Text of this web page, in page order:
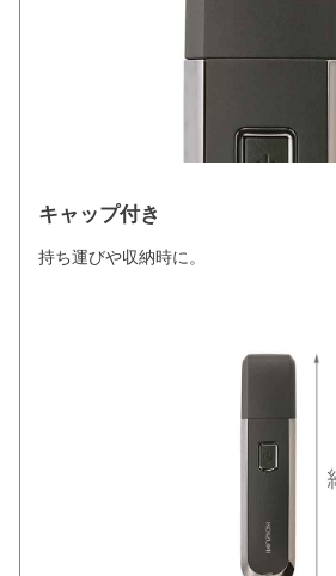
キャップ付き
持ち運びや収納時に。